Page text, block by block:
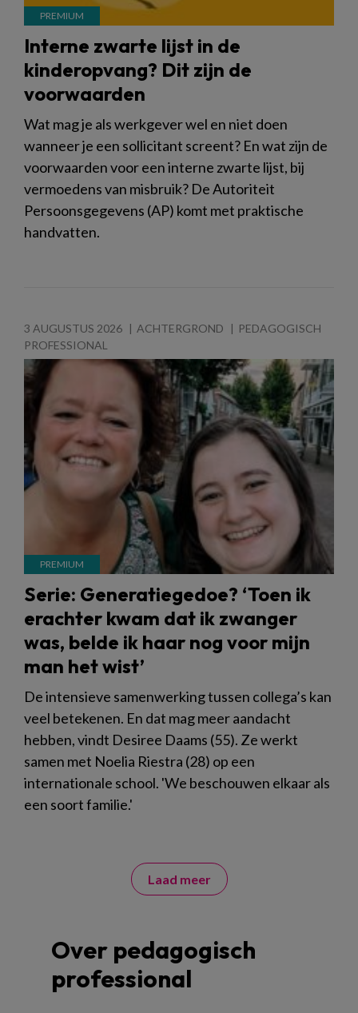
Interne zwarte lijst in de
kinderopvang? Dit zijn de
voorwaarden
Wat mag je als werkgever wel en niet doen
wanneer je een sollicitant screent? En wat zijn de
voorwaarden voor een interne zwarte lijst, bij
vermoedens van misbruik? De Autoriteit
Persoonsgegevens (AP) komt met praktische
handvatten.
3 AUGUSTUS 2026 ACHTERGROND
PEDAGOGISCH
PROFESSIONAL
Serie: Generatiegedoe? ‘Toen ik
erachter kwam dat ik zwanger
was, belde ik haar nog voor mijn
man het wist’
De intensieve samenwerking tussen collega’s kan
veel betekenen. En dat mag meer aandacht
hebben, vindt Desiree Daams (55). Ze werkt
samen met Noelia Riestra (28) op een
internationale school. 'We beschouwen elkaar als
een soort familie.'
Laad meer
Over pedagogisch
professional